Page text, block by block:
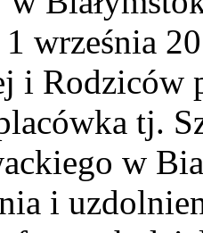
września
i
tj.
w
i